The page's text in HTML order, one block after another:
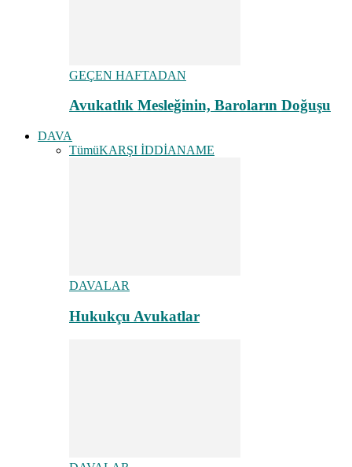
GEÇEN HAFTADAN
Avukatlık Mesleğinin, Baroların Doğuşu
DAVA
TümüKARŞI İDDİANAME
DAVALAR
Hukukçu Avukatlar